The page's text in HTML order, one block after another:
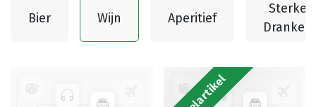
Bier Wijn Aperitief
Sterke
Dranken